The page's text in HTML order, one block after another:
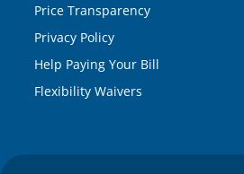
Price Transparency
Privacy Policy
Help Paying Your Bill
Flexibility Waivers